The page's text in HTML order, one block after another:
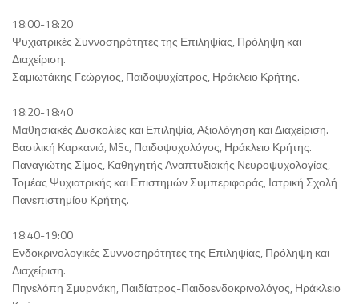
18:00-18:20
Ψυχιατρικές Συννοσηρότητες της Επιληψίας, Πρόληψη και
Διαχείριση.
Σαμιωτάκης Γεώργιος, Παιδοψυχίατρος, Ηράκλειο Κρήτης.
18:20-18:40
Μαθησιακές Δυσκολίες και Επιληψία, Αξιολόγηση και Διαχείριση.
Βασιλική Καρκανιά, MSc, Παιδοψυχολόγος, Ηράκλειο Κρήτης.
Παναγιώτης Σίμος, Καθηγητής Αναπτυξιακής Νευροψυχολογίας,
Τομέας Ψυχιατρικής και Επιστημών Συμπεριφοράς, Ιατρική Σχολή
Πανεπιστημίου Κρήτης.
18:40-19:00
Ενδοκρινολογικές Συννοσηρότητες της Επιληψίας, Πρόληψη και
Διαχείριση.
Πηνελόπη Σμυρνάκη, Παιδίατρος-Παιδοενδοκρινολόγος, Ηράκλειο